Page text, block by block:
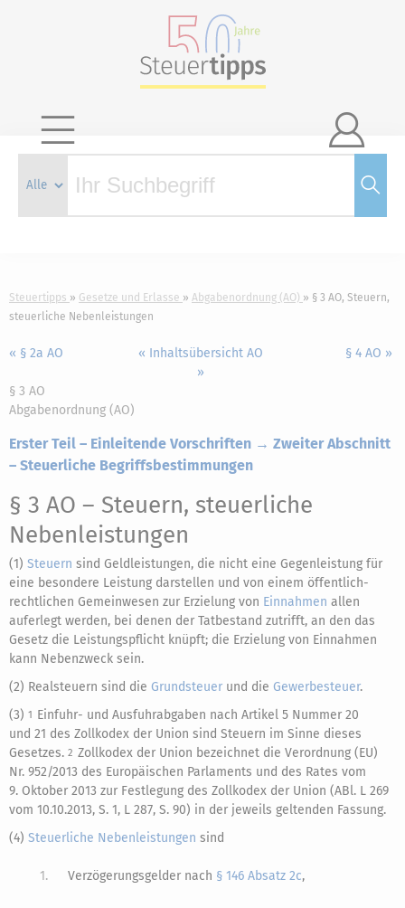

Steuertipps Gesetze und Erlasse Abgabenordnung (AO)
§ 3 AO, Steuern,
steuerliche Nebenleistungen
« § 2a AO
« Inhaltsübersicht AO
»
§ 4 AO »
§ 3 AO
Abgabenordnung (AO)
Erster Teil – Einleitende Vorschriften → Zweiter Abschnitt
– Steuerliche Begriffsbestimmungen
§ 3 AO – Steuern, steuerliche
Nebenleistungen
(1) Steuern sind Geldleistungen, die nicht eine Gegenleistung für
eine besondere Leistung darstellen und von einem öffentlich-
rechtlichen Gemeinwesen zur Erzielung von Einnahmen allen
auferlegt werden, bei denen der Tatbestand zutrifft, an den das
Gesetz die Leistungspflicht knüpft; die Erzielung von Einnahmen
kann Nebenzweck sein.
(2) Realsteuern sind die Grundsteuer und die Gewerbesteuer.
(3) 1 Einfuhr- und Ausfuhrabgaben nach Artikel 5 Nummer 20
und 21 des Zollkodex der Union sind Steuern im Sinne dieses
Gesetzes. 2 Zollkodex der Union bezeichnet die Verordnung (EU)
Nr. 952/2013 des Europäischen Parlaments und des Rates vom
9. Oktober 2013 zur Festlegung des Zollkodex der Union (ABl. L 269
vom 10.10.2013, S. 1, L 287, S. 90) in der jeweils geltenden Fassung.
(4) Steuerliche Nebenleistungen sind
1. Verzögerungsgelder nach § 146 Absatz 2c,